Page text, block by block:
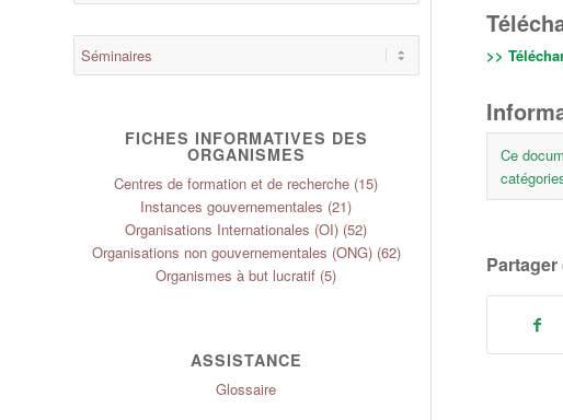
>>
Ce
FICHES INFORMATIVES DES
ORGANISMES
Centres de formation et de recherche (15)
Instances gouvernementales (21)
Organisations Internationales (OI) (52)
Organisations non gouvernementales (ONG)(62)
Organismes à but lucratif (5)
ASSISTANCE
Glossaire